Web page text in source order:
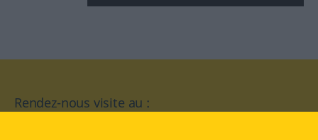
Rendez-nous visite au :